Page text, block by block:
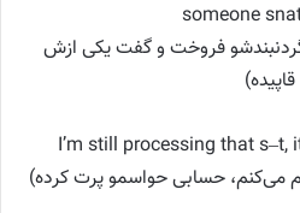
someone
فروخت و گفت یکی ازش
قاپیده)
I’m still processing that
می‌کنم، حسابی حواسمو پرت کرده)